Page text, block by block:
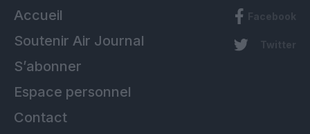
Accueil
Soutenir Air Journal
S’abonner
Espace personnel
Contact